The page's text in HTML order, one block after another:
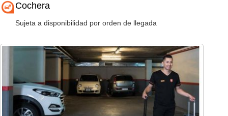
Cochera
Sujeta a disponibilidad por orden de llegada